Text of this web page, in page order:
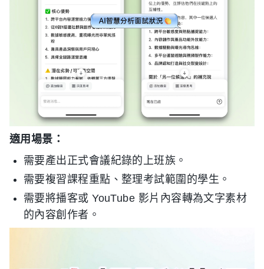
適用場景：
需要產出正式會議紀錄的上班族。
需要複習課程重點、整理考試範圍的學生。
需要將播客或 YouTube 影片內容轉為文字素材
的內容創作者。